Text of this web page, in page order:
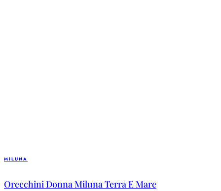
MILUNA
Orecchini Donna Miluna Terra E Mare